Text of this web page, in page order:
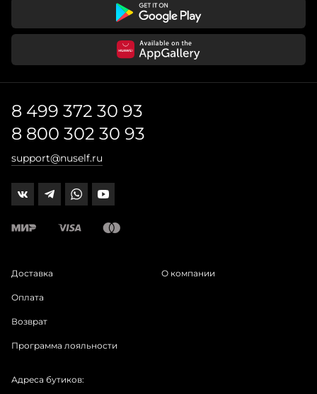
8 499 372 30 93
8 800 302 30 93
support@nuself.ru
Доставка
Оплата
Возврат
Программа лояльности
О компании
Адреса бутиков: